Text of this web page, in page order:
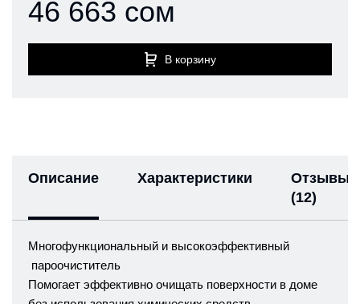
46 663 сом
В корзину
Описание Характеристики
Отзывы
(12)
Многофункциональный и высокоэффективный
пароочиститель
Помогает эффективно очищать поверхности в доме